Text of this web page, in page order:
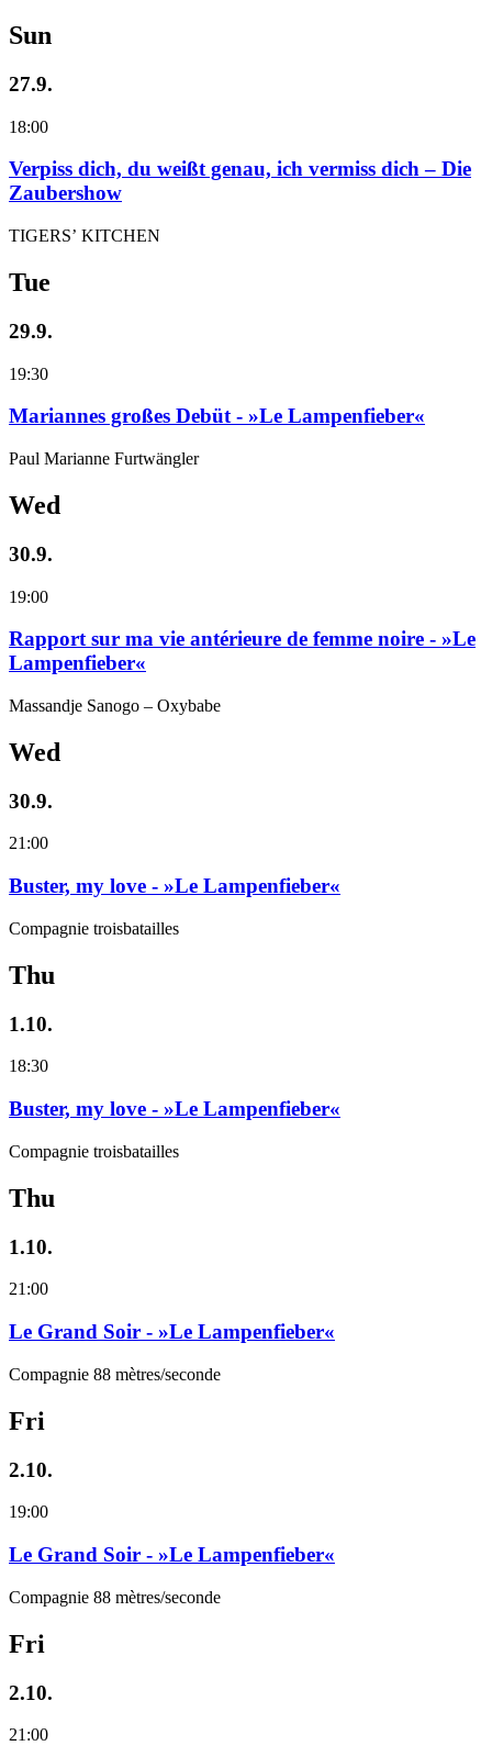
Sun
27.9.
18:00
Verpiss dich, du weißt genau, ich vermiss dich – Die
Zaubershow
TIGERS’ KITCHEN
Tue
29.9.
19:30
Mariannes großes Debüt - »Le Lampenfieber«
Paul Marianne Furtwängler
Wed
30.9.
19:00
Rapport sur ma vie antérieure de femme noire - »Le
Lampenfieber«
Massandje Sanogo – Oxybabe
Wed
30.9.
21:00
Buster, my love - »Le Lampenfieber«
Compagnie troisbatailles
Thu
1.10.
18:30
Buster, my love - »Le Lampenfieber«
Compagnie troisbatailles
Thu
1.10.
21:00
Le Grand Soir - »Le Lampenfieber«
Compagnie 88 mètres/seconde
Fri
2.10.
19:00
Le Grand Soir - »Le Lampenfieber«
Compagnie 88 mètres/seconde
Fri
2.10.
21:00